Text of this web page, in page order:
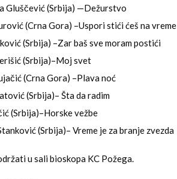
Gluščević (Srbija) —Dežurstvo
(Crna Gora) –Uspori stići ćeš na vreme
(Srbija) –Zar baš sve moram postići
(Srbija)–Moj svet
(Crna Gora) –Plava noć
(Srbija)– Šta da radim
(Srbija)–Horske vežbe
(Srbija)– Vreme je za branje zvezda
u sali bioskopa KC Požega.